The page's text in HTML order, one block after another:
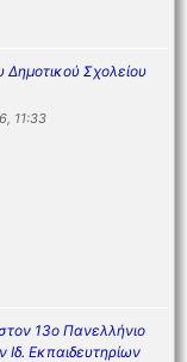
Σχολείου
11:33
13ο Πανελλήνιο
Εκπαιδευτηρίων